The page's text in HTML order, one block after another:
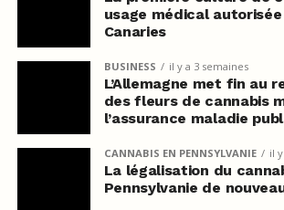
usage médical
Canaries
BUSINESS il y a 3 semaines
L’Allemagne met fin au
des fleurs de cannabis
l’assurance maladie
CANNABIS EN PENNSYLVANIE il
La légalisation du
Pennsylvanie de